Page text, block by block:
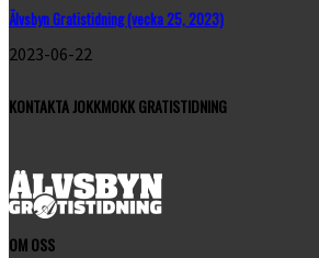
Älvsbyn Gratistidning (vecka 25, 2023)
2023-06-22
KONTAKTA JOKKMOKK GRATISTIDNING
OM OSS